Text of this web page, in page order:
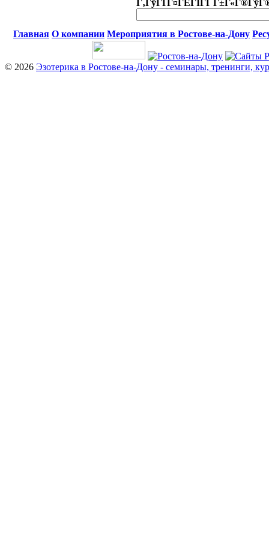
Г‚ГўГҐГ¤ГЁГІГҐ
Главная О компании Мероприятия в Ростове-на-Дону
© 2026 Эзотерика в Ростове-на-Дону - семинары, тренинги,